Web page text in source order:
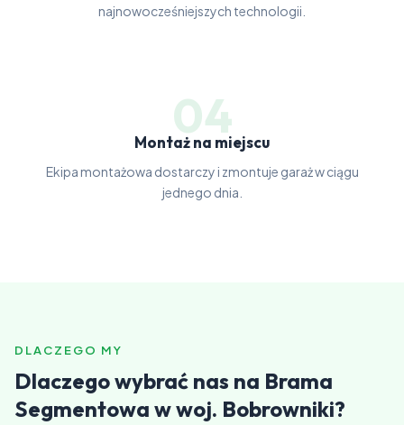
najnowocześniejszych technologii.
04
Montaż na miejscu
Ekipa montażowa dostarczy i zmontuje garaż w ciągu
jednego dnia.
DLACZEGO MY
Dlaczego wybrać nas na Brama
Segmentowa w woj. Bobrowniki?